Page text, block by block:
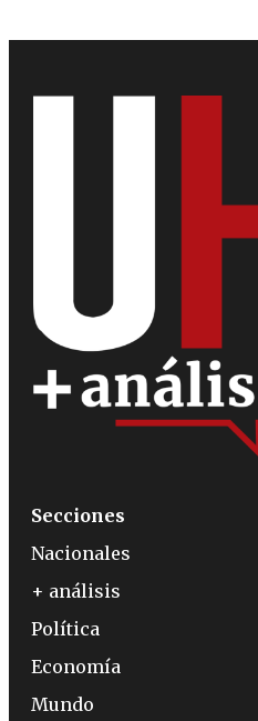
Secciones
Nacionales
+ análisis
Política
Economía
Mundo